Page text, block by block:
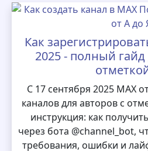
Как
2025 - полный
С 17 сентября 2025 MAX
каналов для авторов с
инструкция: как
через бота @channel_bot,
требования, ошибки и